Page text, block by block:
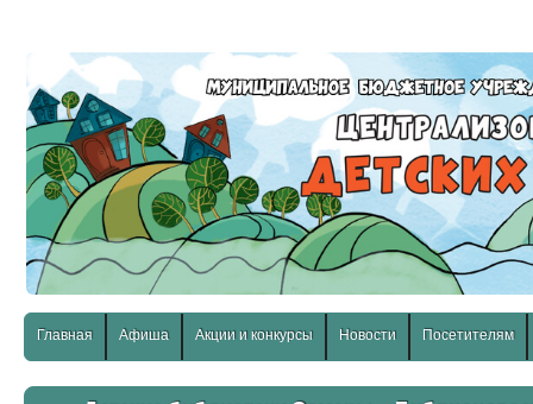
Главная Афиша Акции и конкурсы Новости Посетителям